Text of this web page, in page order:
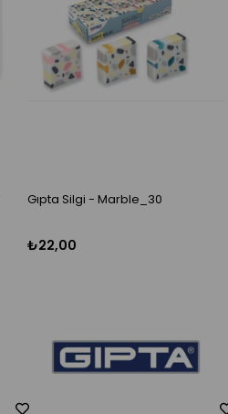
Gıpta Silgi - Marble_30
₺22,00